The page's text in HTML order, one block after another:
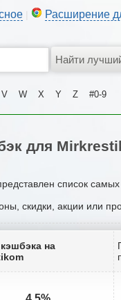
Расширение
V W X Y Z #0-9
для
список
скидки, акции или
на